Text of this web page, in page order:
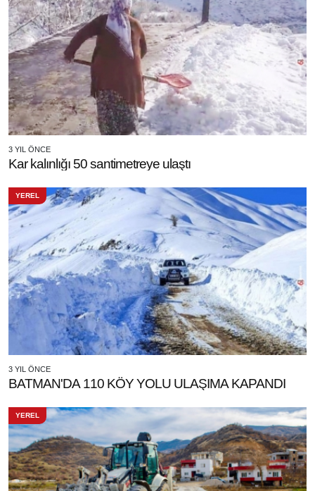
3 YIL ÖNCE
Kar kalınlığı 50 santimetreye ulaştı
YEREL
3 YIL ÖNCE
BATMAN'DA 110 KÖY YOLU ULAŞIMA KAPANDI
YEREL